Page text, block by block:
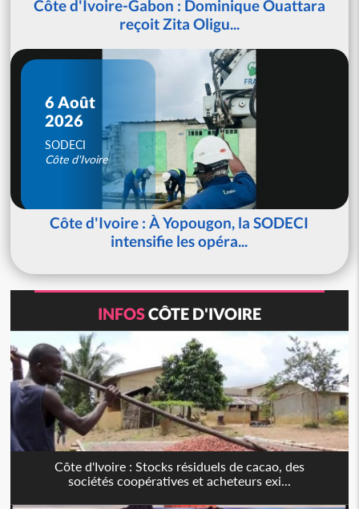
Côte d'Ivoire-Gabon : Dominique Ouattara
reçoit Zita Oligu...
6 Août
2026
SODECI
Côte d'Ivoire
Côte d'Ivoire : À Yopougon, la SODECI
intensifie les opéra...
INFOSCÔTE D'IVOIRE
Côte d'Ivoire : Stocks résiduels de cacao, des
sociétés coopératives et acheteurs exi...